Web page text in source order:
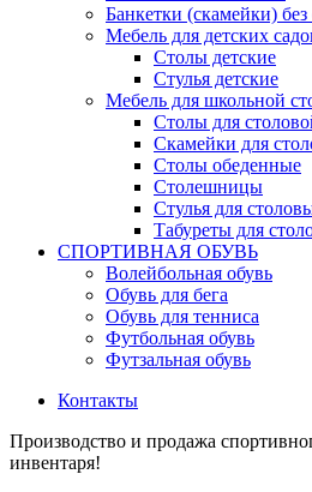
Банкетки (скамейки)
Мебель для детских
Столы детские
Стулья детские
Мебель для школьной
Столы для
Скамейки для
Столы обеденные
Столешницы
Стулья для
Табуреты для
СПОРТИВНАЯ ОБУВЬ
Волейбольная обувь
Обувь для бега
Обувь для тенниса
Футбольная обувь
Футзальная обувь
Контакты
Производство и продажа
инвентаря!